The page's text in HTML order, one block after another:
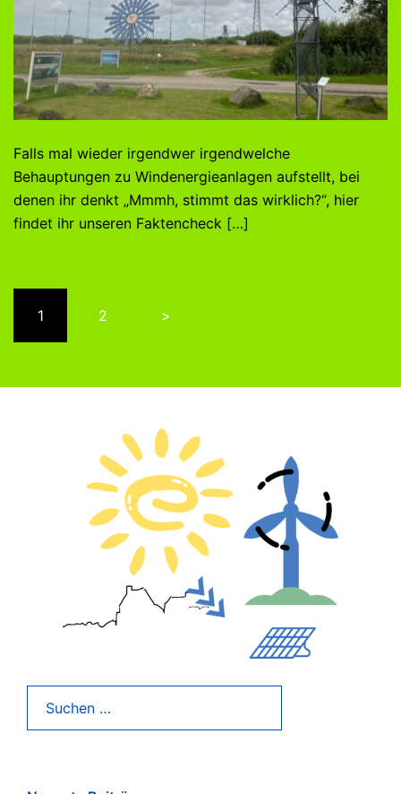
Falls mal wieder irgendwer irgendwelche
Behauptungen zu Windenergieanlagen aufstellt, bei
denen ihr denkt „Mmmh, stimmt das wirklich?“, hier
findet ihr unseren Faktencheck […]
der
Beiträge
1 2 >
nach: